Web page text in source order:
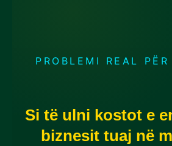
PROBLEMI REAL
Si të ulni kostot e
biznesit tuaj në